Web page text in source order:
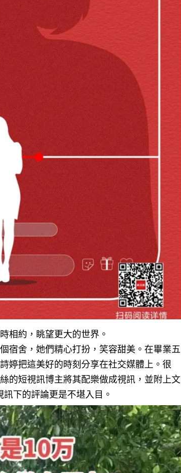
相約，眺望更大的世界。
宿舍，她們精心打扮，笑容甜美。在畢業五
婷把這美好的時刻分享在社交媒體上。很
的短視訊博主將其配樂做成視訊，並附上文
下的評論更是不堪入目。